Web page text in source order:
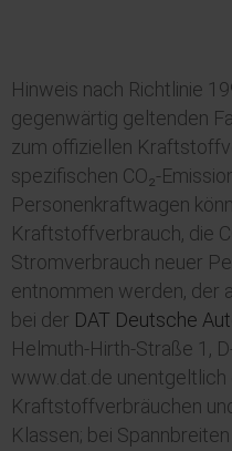
Hinweis nach Richtlinie
gegenwärtig geltenden
zum offiziellen
spezifischen CO₂-
Personenkraftwagen
Kraftstoffverbrauch, die
Stromverbrauch neuer
entnommen werden, der
bei der DAT Deutsche
Helmuth-Hirth-Straße 1,
www.dat.de unentgeltlich
Kraftstoffverbräuchen
Klassen; bei